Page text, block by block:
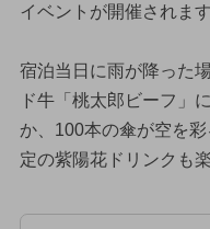
イベントが開催されます
宿泊当日に雨が降った
ド牛「桃太郎ビーフ」
か、100本の傘が空を
定の紫陽花ドリンクも